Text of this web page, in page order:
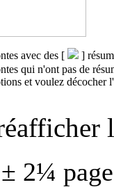
avec des [
]
qui n'ont pas de
et voulez
2¼